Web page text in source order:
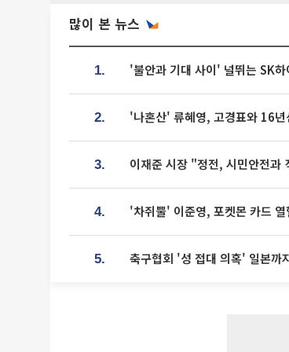
많이 본 뉴스
1. '불안과 기대 사이' 널뛰는 SK
2. '나혼산' 류혜영, 고경표와 16
3. 이재준 시장 "정전, 시민안전
4. '차쥐뿔' 이준영, 포켓몬 카드
5. 축구협회 '성 접대 의혹' 일본까